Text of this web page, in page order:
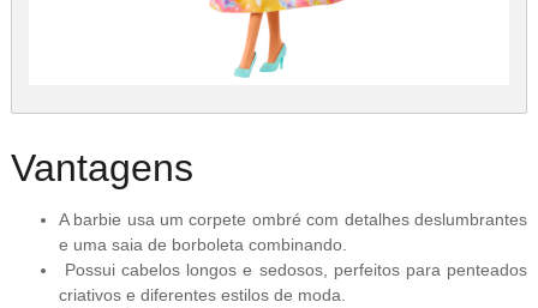
Vantagens
A barbie usa um corpete ombré com detalhes deslumbrantes
e uma saia de borboleta combinando.
Possui cabelos longos e sedosos, perfeitos para penteados
criativos e diferentes estilos de moda.